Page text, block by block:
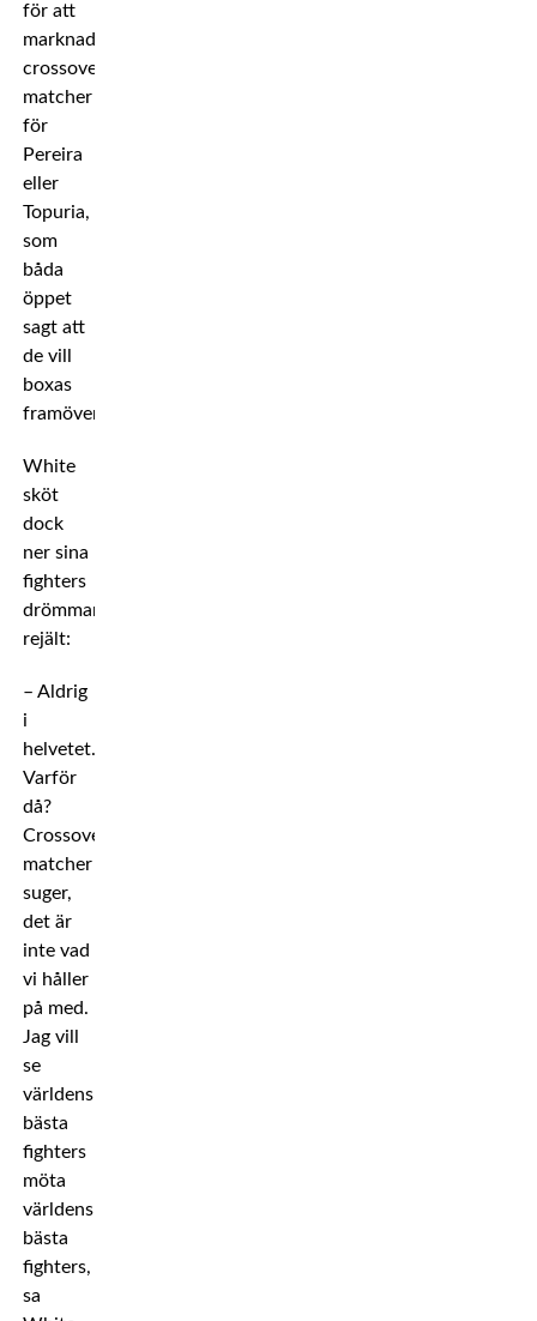
för att
marknadsföra
crossover-
matcher
för
Pereira
eller
Topuria,
som
båda
öppet
sagt att
de vill
boxas
framöver.
White
sköt
dock
ner sina
fighters
drömmar
rejält:
– Aldrig
i
helvetet.
Varför
då?
Crossover-
matcher
suger,
det är
inte vad
vi håller
på med.
Jag vill
se
världens
bästa
fighters
möta
världens
bästa
fighters,
sa